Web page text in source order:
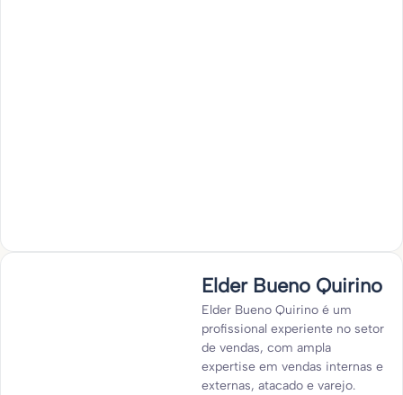
Elder Bueno Quirino
Elder Bueno Quirino é um
profissional experiente no setor
de vendas, com ampla
expertise em vendas internas e
externas, atacado e varejo.